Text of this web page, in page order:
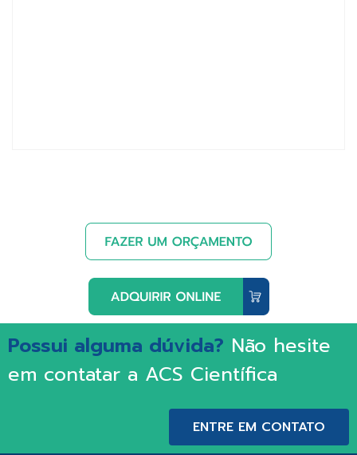
Possui alguma dúvida? Não hesite
em contatar a ACS Científica
ENTRE EM CONTATO